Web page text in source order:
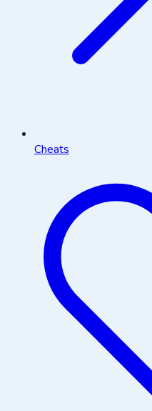
Cheats